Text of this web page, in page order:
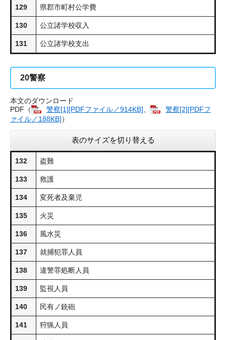
129 県郡市町村公学費
130 公立諸学校収入
131 公立諸学校支出
20警察
本文のダウンロード
PDF（
警察​[1][PDFファイル／914KB]
警察​[2][PDFフ
ァイル／188KB]）
表のサイズを切り替える
132 盗難
133 救護
134 変死者及棄児
135 火災
136 風水災
137 就捕犯罪人員
138 違警罪処断人員
139 監視人員
140 民有ノ銃砲
141 狩猟人員